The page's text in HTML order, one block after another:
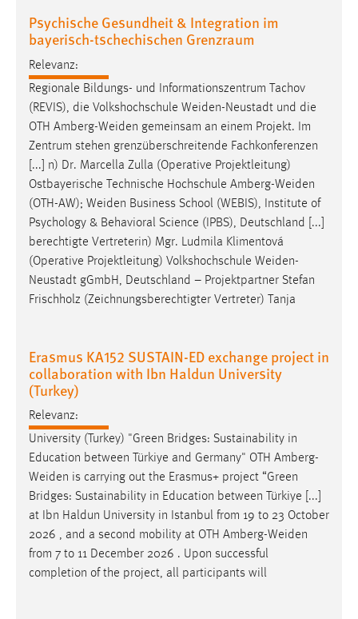
Psychische Gesundheit & Integration im
bayerisch-tschechischen Grenzraum
Relevanz:
Regionale Bildungs- und Informationszentrum Tachov
(REVIS), die Volkshochschule Weiden-Neustadt und die
OTH Amberg-Weiden gemeinsam an einem Projekt. Im
Zentrum stehen grenzüberschreitende Fachkonferenzen
[...] n) Dr. Marcella Zulla (Operative Projektleitung)
Ostbayerische Technische Hochschule Amberg-Weiden
(OTH-AW); Weiden Business School (WEBIS), Institute of
Psychology & Behavioral Science (IPBS), Deutschland [...]
berechtigte Vertreterin) Mgr. Ludmila Klimentová
(Operative Projektleitung) Volkshochschule Weiden-
Neustadt gGmbH, Deutschland – Projektpartner Stefan
Frischholz (Zeichnungsberechtigter Vertreter) Tanja
Erasmus KA152 SUSTAIN-ED exchange project in
collaboration with Ibn Haldun University
(Turkey)
Relevanz:
University (Turkey) "Green Bridges: Sustainability in
Education between Türkiye and Germany" OTH Amberg-
Weiden is carrying out the Erasmus+ project “Green
Bridges: Sustainability in Education between Türkiye [...]
at Ibn Haldun University in Istanbul from 19 to 23 October
2026 , and a second mobility at OTH Amberg-Weiden
from 7 to 11 December 2026 . Upon successful
completion of the project, all participants will
Zweck:
Dieser Cookie ist notwendig um sich an der Website
einloggen zu können.
Cookie Laufzeit:
24 Stunden
STATISTIK
Statistik Cookies erfassen Informationen anonym.
Diese Informationen helfen uns zu verstehen, wie
unsere Besucher unsere Website nutzen.
Matomo
Name:
Zugriffsstatistik
Cookie Laufzeit:
MARKETING
Marketing Cookies werden von Drittanbietern
verwendet, um personalisierte Werbung anzuzeigen.
Sie tun dies, indem sie Besucher über Websites
hinweg verfolgen.